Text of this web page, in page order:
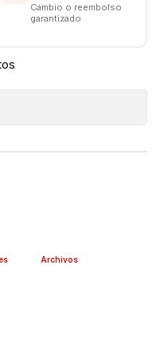
Cambio o reembolso
garantizado
Archivos